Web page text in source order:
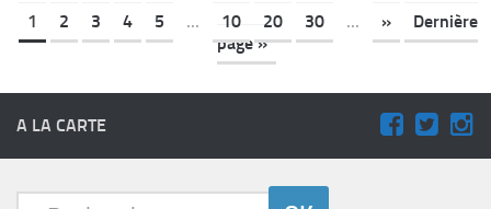
1 2 3 4 5 ... 10 20 30 ... »
Dernière
page »
A LA CARTE